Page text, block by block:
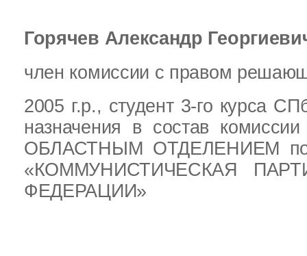
Горячев Александр
член комиссии с правом
2005 г.р., студент 3-го курса
назначения в состав
ОБЛАСТНЫМ ОТДЕЛЕНИЕМ
«КОММУНИСТИЧЕСКАЯ
ФЕДЕРАЦИИ»